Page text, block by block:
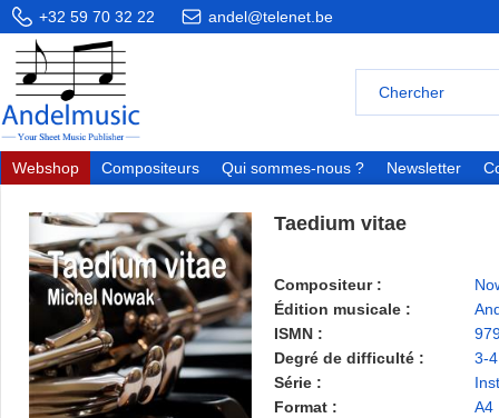
+32 59 70 32 22 andel@telenet.be
Webshop Compositeurs Qui sommes-nous ? Newsletter
Taedium vitae
Compositeur :
Édition musicale :
ISMN :
Degré de difficulté :
3-4
Série :
Format :
A4